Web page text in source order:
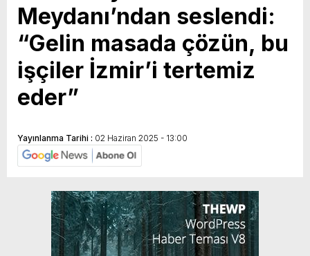
Meydanı’ndan seslendi:
“Gelin masada çözün, bu
işçiler İzmir’i tertemiz
eder”
Yayınlanma Tarihi : 02 Haziran 2025 - 13:00